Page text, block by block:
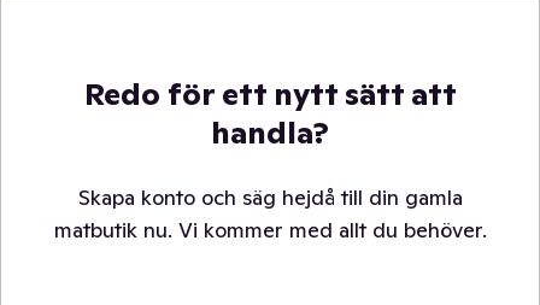
Redo för ett nytt sätt att
handla?
Skapa konto och säg hejdå till din gamla
matbutik nu. Vi kommer med allt du behöver.